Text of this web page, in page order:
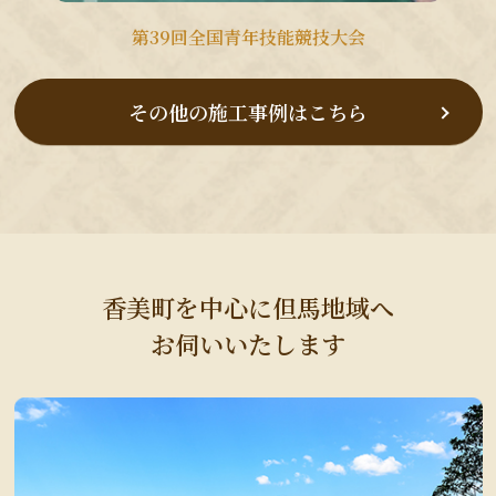
第39回全国青年技能競技大会
その他の施工事例はこちら
香美町を中心に但馬地域へ
お伺いいたします